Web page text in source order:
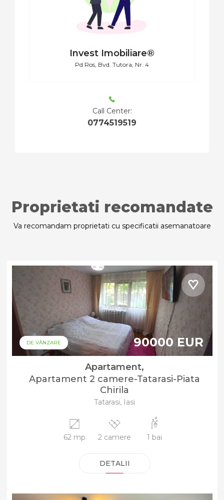
Invest Imobiliare®
Pd Ros, Bvd. Tutora, Nr. 4
Call Center:
0774519519
Proprietati recomandate
Va recomandam proprietati cu specificatii asemanatoare
DE VÂNZARE 90000 EUR
Apartament,
Apartament 2 camere-Tatarasi-Piata
Chirila
Tatarasi, Iasi
62 mp 2 camere 1 bai
DETALII